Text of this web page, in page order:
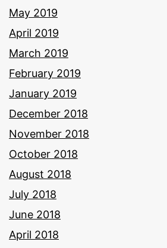
May 2019
April 2019
March 2019
February 2019
January 2019
December 2018
November 2018
October 2018
August 2018
July 2018
June 2018
April 2018